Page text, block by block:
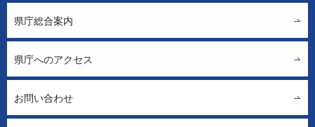
県庁総合案内
県庁へのアクセス
お問い合わせ